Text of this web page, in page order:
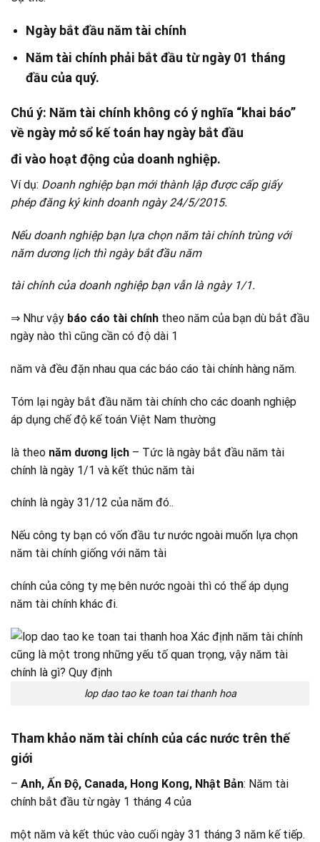
Ngày bắt đầu năm tài chính
Năm tài chính phải bắt đầu từ ngày 01 tháng
đầu của quý.
Chú ý: Năm tài chính không có ý nghĩa “khai báo”
về ngày mở sổ kế toán hay ngày bắt đầu
đi vào hoạt động của doanh nghiệp.
Ví dụ: Doanh nghiệp bạn mới thành lập được cấp giấy
phép đăng ký kinh doanh ngày 24/5/2015.
Nếu doanh nghiệp bạn lựa chọn năm tài chính trùng với
năm dương lịch thì ngày bắt đầu năm
tài chính của doanh nghiệp bạn vẫn là ngày 1/1.
⇒ Như vậy báo cáo tài chính theo năm của bạn dù bắt đầu
ngày nào thì cũng cần có độ dài 1
năm và đều đặn nhau qua các báo cáo tài chính hàng năm.
Tóm lại ngày bắt đầu năm tài chính cho các doanh nghiệp
áp dụng chế độ kế toán Việt Nam thường
là theo năm dương lịch – Tức là ngày bắt đầu năm tài
chính là ngày 1/1 và kết thúc năm tài
chính là ngày 31/12 của năm đó..
Nếu công ty bạn có vốn đầu tư nước ngoài muốn lựa chọn
năm tài chính giống với năm tài
chính của công ty mẹ bên nước ngoài thì có thể áp dụng
năm tài chính khác đi.
lop dao tao ke toan tai thanh hoa
Tham khảo năm tài chính của các nước trên thế
giới
– Anh, Ấn Độ, Canada, Hong Kong, Nhật Bản: Năm tài
chính bắt đầu từ ngày 1 tháng 4 của
một năm và kết thúc vào cuối ngày 31 tháng 3 năm kế tiếp.